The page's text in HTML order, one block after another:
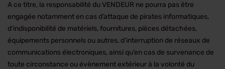
A ce titre, la responsabilité du VENDEUR ne pourra pas être
engagée notamment en cas d’attaque de pirates informatiques,
d’indisponibilité de matériels, fournitures, pièces détachées,
équipements personnels ou autres, d’interruption de réseaux de
communications électroniques, ainsi qu’en cas de survenance de
toute circonstance ou évènement extérieur à la volonté du